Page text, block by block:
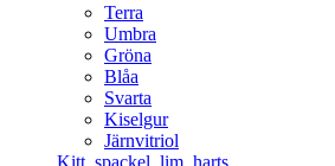
Terra
Umbra
Gröna
Blåa
Svarta
Kiselgur
Järnvitriol
Kitt, spackel, lim, harts